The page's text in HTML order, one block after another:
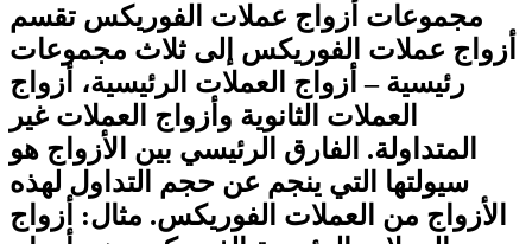
مجموعات أزواج عملات الفوريكس تقسم
أزواج عملات الفوريكس إلى ثلاث مجموعات
رئيسية – أزواج العملات الرئيسية، أزواج
العملات الثانوية وأزواج العملات غير
المتداولة. الفارق الرئيسي بين الأزواج هو
سيولتها التي ينجم عن حجم التداول لهذه
الأزواج من العملات الفوريكس. مثال: أزواج